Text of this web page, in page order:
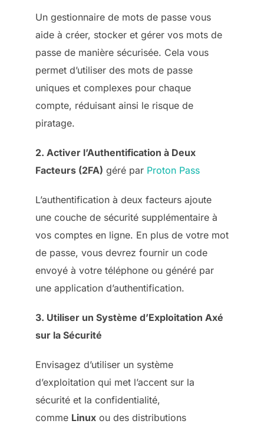
Un gestionnaire de mots de passe vous
aide à créer, stocker et gérer vos mots de
passe de manière sécurisée. Cela vous
permet d’utiliser des mots de passe
uniques et complexes pour chaque
compte, réduisant ainsi le risque de
piratage.
2. Activer l’Authentification à Deux
Facteurs (2FA) géré par Proton Pass
L’authentification à deux facteurs ajoute
une couche de sécurité supplémentaire à
vos comptes en ligne. En plus de votre mot
de passe, vous devrez fournir un code
envoyé à votre téléphone ou généré par
une application d’authentification.
3. Utiliser un Système d’Exploitation Axé
sur la Sécurité
Envisagez d’utiliser un système
d’exploitation qui met l’accent sur la
sécurité et la confidentialité,
comme Linux ou des distributions